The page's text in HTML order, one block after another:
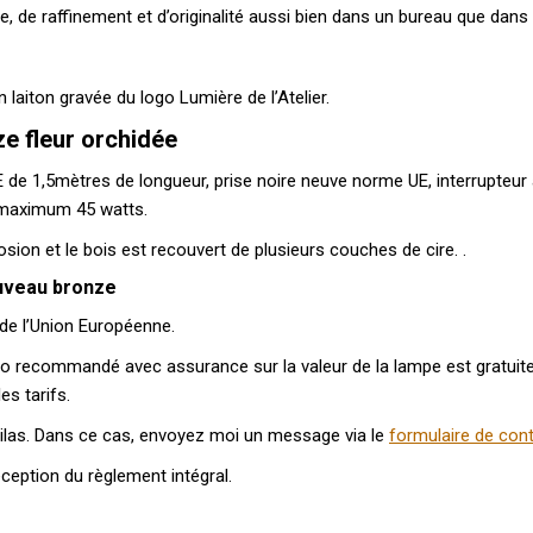
de raffinement et d’originalité aussi bien dans un bureau que
gravée du logo Lumière de l’Atelier.
fleur orchidée
1,5mètres de longueur, prise noire neuve norme UE,
45 watts.
et le bois est recouvert de plusieurs couches de cire. .
bronze
l’Union Européenne.
recommandé avec assurance sur la valeur de la lampe est
tarifs.
Dans ce cas, envoyez moi un message via le formulaire de
du règlement intégral.